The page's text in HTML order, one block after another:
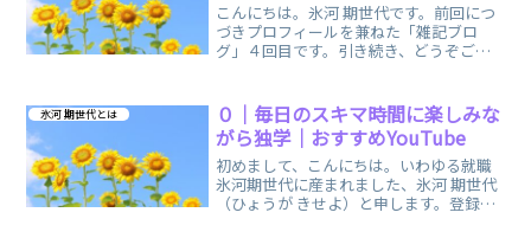
こんにちは。氷河 期世代です。前回につ
づきプロフィールを兼ねた「雑記ブロ
グ」４回目です。引き続き、どうぞご覧
ーションで回避できること (dokugaku-
to...
氷河 期世代とは
０｜毎日のスキマ時間に楽しみな
がら独学｜おすすめYouTube
初めまして、こんにちは。いわゆる就職
氷河期世代に産まれました、氷河 期世代
（ひょうが きせよ）と申します。登録販